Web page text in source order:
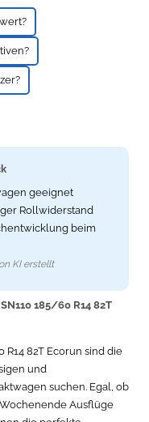
geeignet
Rollwiderstand
beim
KI erstellt
185/60 R14 82T
R14 82T Ecorun sind die
und
suchen. Egal, ob
Ausflüge